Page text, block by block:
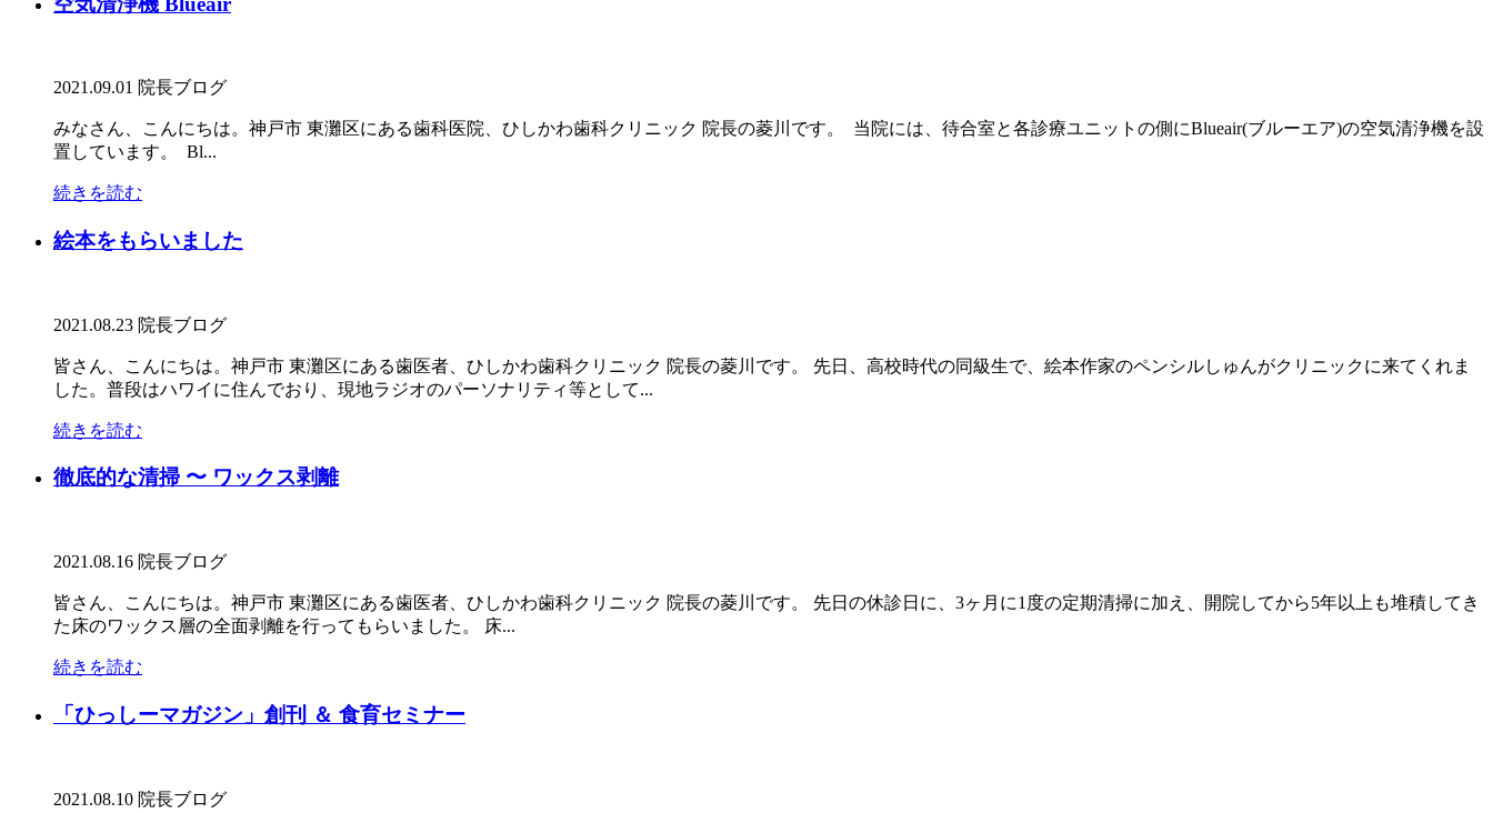
2021.09.01 院長ブログ
みなさん、こんにちは。神戸市 東灘区にある歯科医院、ひしかわ歯科クリニック 院長の菱川です。 当院には、待合室と各診療ユニットの側にBlueair(ブルーエア)の空気清浄機を設
置しています。 Bl...
続きを読む
絵本をもらいました
2021.08.23 院長ブログ
皆さん、こんにちは。神戸市 東灘区にある歯医者、ひしかわ歯科クリニック 院長の菱川です。 先日、高校時代の同級生で、絵本作家のペンシルしゅんがクリニックに来てくれま
した。普段はハワイに住んでおり、現地ラジオのパーソナリティ等として...
続きを読む
徹底的な清掃 〜 ワックス剥離
2021.08.16 院長ブログ
皆さん、こんにちは。神戸市 東灘区にある歯医者、ひしかわ歯科クリニック 院長の菱川です。 先日の休診日に、3ヶ月に1度の定期清掃に加え、開院してから5年以上も堆積してき
た床のワックス層の全面剥離を行ってもらいました。 床...
続きを読む
「ひっしーマガジン」創刊 ＆ 食育セミナー
2021.08.10 院長ブログ